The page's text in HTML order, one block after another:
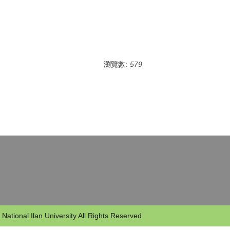
瀏覽數: 579
Ilan University All Rights Reserved